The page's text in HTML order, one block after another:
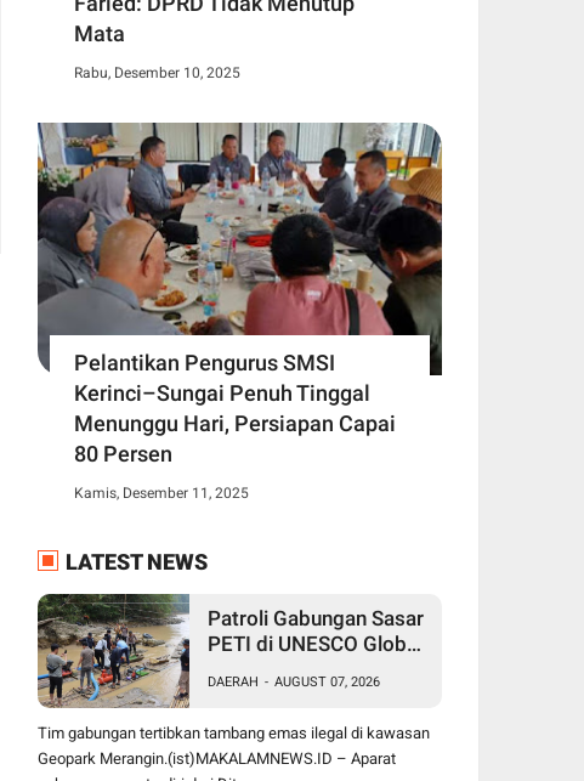
Mata
Rabu, Desember 10, 2025
Pelantikan Pengurus SMSI
Kerinci–Sungai Penuh Tinggal
Menunggu Hari, Persiapan Capai
80 Persen
Kamis, Desember 11, 2025
LATEST NEWS
Patroli Gabungan Sasar
PETI di UNESCO Global
Polisi Amankan
Peralatan Digunakan
Tambang Emas Ilegal
DAERAH - AUGUST 07, 2026
Tim gabungan tertibkan tambang emas ilegal di kawasan
Geopark Merangin.(ist)MAKALAMNEWS.ID – Aparat